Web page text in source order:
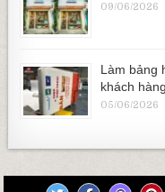
09/06/2026
Làm bảng
khách hàng
05/06/2026